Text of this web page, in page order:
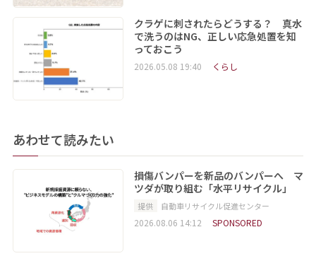
クラゲに刺されたらどうする？ 真水
で洗うのはNG、正しい応急処置を知
っておこう
2026.05.08 19:40 くらし
あわせて読みたい
損傷バンパーを新品のバンパーへ マ
ツダが取り組む「水平リサイクル」
提供 自動車リサイクル促進センター
2026.08.06 14:12 SPONSORED